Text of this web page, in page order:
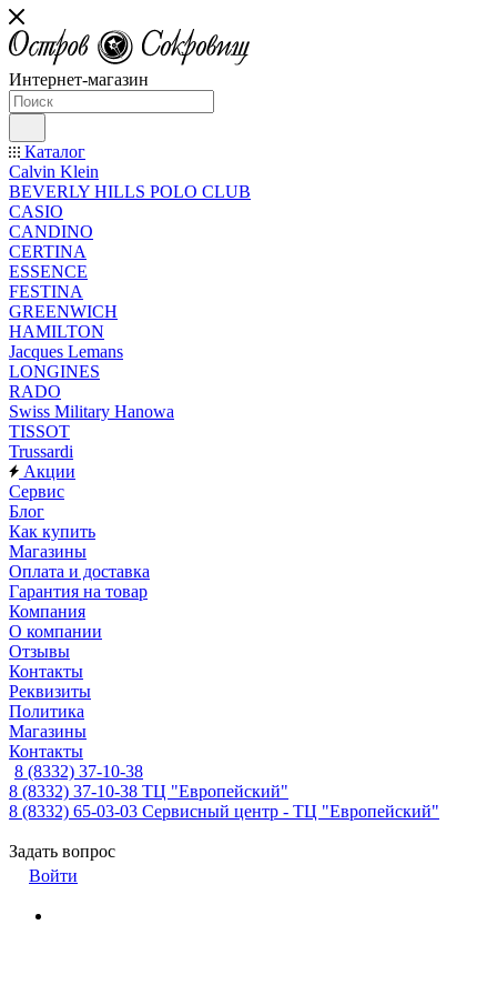
Интернет-магазин
Каталог
Calvin Klein
BEVERLY HILLS POLO CLUB
CASIO
CANDINO
CERTINA
ESSENCE
FESTINA
GREENWICH
HAMILTON
Jacques Lemans
LONGINES
RADO
Swiss Military Hanowa
TISSOT
Trussardi
Акции
Сервис
Блог
Как купить
Магазины
Оплата и доставка
Гарантия на товар
Компания
О компании
Отзывы
Контакты
Реквизиты
Политика
Магазины
Контакты
8 (8332) 37-10-38
8 (8332) 37-10-38 ТЦ "Европейский"
8 (8332) 65-03-03 Сервисный центр - ТЦ "Европейский"
Задать вопрос
Войти